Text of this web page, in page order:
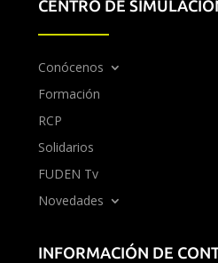
CENTRO DE
Conócenos
Formación
RCP
Solidarios
FUDEN Tv
Novedades
INFORMACIÓN DE